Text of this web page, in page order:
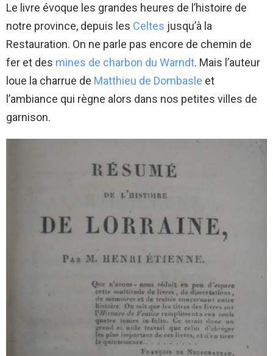
Le livre évoque les grandes heures de l’histoire de
notre province, depuis les Celtes jusqu’à la
Restauration. On ne parle pas encore de chemin de
fer et des mines de charbon du Warndt. Mais l’auteur
loue la charrue de Matthieu de Dombasle et
l’ambiance qui règne alors dans nos petites villes de
garnison.